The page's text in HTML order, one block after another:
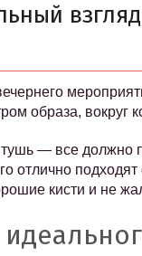
образа, вокруг
— все должно
отлично
кисти и не